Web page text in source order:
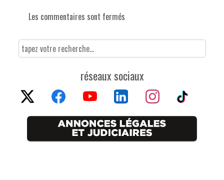
Les commentaires sont fermés
réseaux sociaux